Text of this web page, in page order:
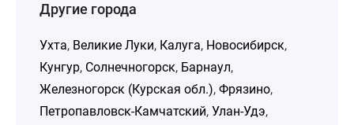
Другие города
Ухта, Великие Луки, Калуга, Новосибирск,
Кунгур, Солнечногорск, Барнаул,
Железногорск (Курская обл.), Фрязино,
Петропавловск-Камчатский, Улан-Удэ,